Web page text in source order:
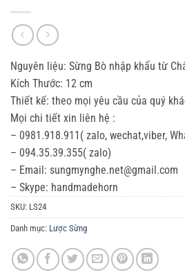
Nguyên liệu: Sừng Bò nhập khẩu từ
Kích Thước: 12 cm
Thiết kế: theo mọi yêu cầu của quý
Mọi chi tiết xin liên hệ :
– 0981.918.911( zalo, wechat,viber,
– 094.35.39.355( zalo)
– Email: sungmynghe.net@gmail.com
– Skype: handmadehorn
SKU: LS24
Danh mục: Lược Sừng